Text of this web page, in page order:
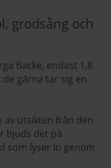
grodsång och
Backe, endast 1,8
gärna tar sig en
av utsikten från den
bjuds det på
som lyser in genom